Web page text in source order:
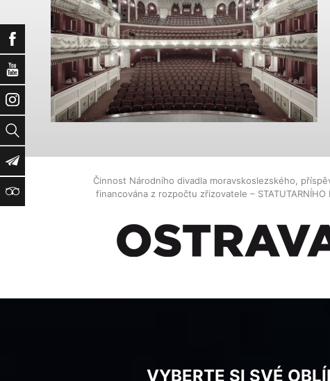
Facebook
YouTube
Instagram
Vyhledat
Newsletter
TripAdvisor
Činnost Národního divadla moravskoslezského,
financována z rozpočtu zřizovatele – STATUTARNÍHO
VYBERTE SI SVÉ